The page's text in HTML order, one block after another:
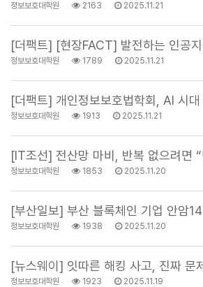
정보보호대학원 2163 2025.11.21
[더팩트] [현장FACT] 발전하는 인공
정보보호대학원 1789 2025.11.21
[더팩트] 개인정보보호법학회, AI 시
정보보호대학원 1913 2025.11.21
[IT조선] 전산망 마비, 반복 없으려면
정보보호대학원 1853 2025.11.20
[부산일보] 부산 블록체인 기업 안암
정보보호대학원 1938 2025.11.20
[뉴스웨이] 잇따른 해킹 사고, 진짜 문
정보보호대학원 1923 2025.11.19